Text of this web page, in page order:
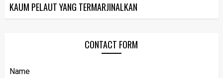
KAUM PELAUT YANG TERMARJINALKAN
CONTACT FORM
Name